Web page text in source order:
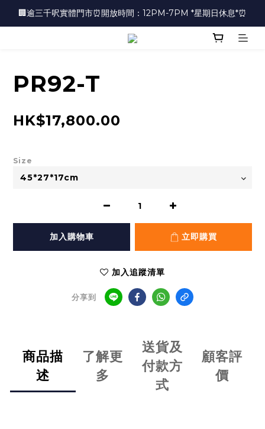
🏢逾三千呎實體門市⏰開放時間：12PM-7PM *星期日休息*⏰
🏢逾三千呎實體門市⏰開放時間：12PM-7PM *星期日休息*⏰
👜📣 歡迎隨時光臨 📣💍
🏢逾三千呎實體門市⏰開放時間：12PM-7PM *星期日休息*⏰
PR92-T
HK$17,800.00
Size
加入購物車 立即購買
加入追蹤清單
分享到
商品描
述
了解更
多
送貨及
付款方
式
顧客評
價